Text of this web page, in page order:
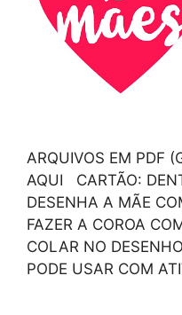
ARQUIVOS EM PDF
AQUI CARTÃO:
DESENHA A MÃE
FAZER A COROA
COLAR NO
PODE USAR COM